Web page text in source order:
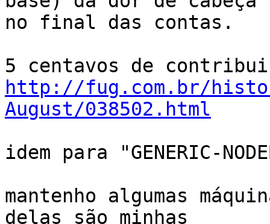
no final das contas.
http://fug.com.br/
August/038502.html
idem para "GENERIC-
mantenho algumas
delas são minhas